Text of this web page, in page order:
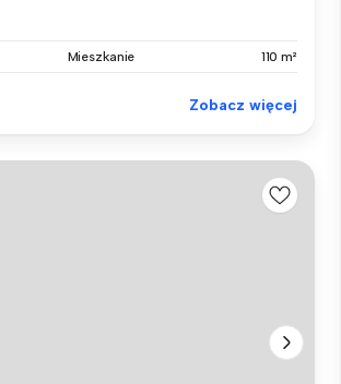
Mieszkanie 110 m²
Zobacz więcej